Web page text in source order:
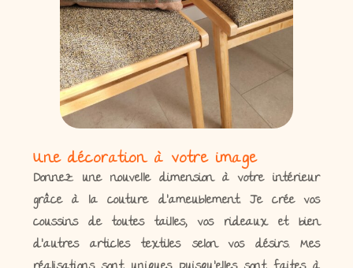
Une décoration à votre image
Donnez une nouvelle dimension à votre intérieur
grâce à la couture d’ameublement. Je crée vos
coussins de toutes tailles, vos rideaux et bien
d’autres articles textiles selon vos désirs. Mes